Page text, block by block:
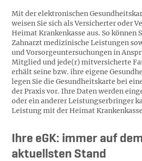
Mit der elektronischen
weisen Sie sich als Versicherter oder
Heimat Krankenkasse aus. So können
Zahnarzt medizinische Leistungen
und Vorsorgeuntersuchungen in
Mitglied und jede(r) mitversicherte
erhält seine bzw. ihre eigene
legen Sie die Gesundheitskarte bei
der Praxis vor. Ihre Daten werden
oder ein anderer Leistungserbringer
Leistung mit der Heimat
Ihre eGK: immer auf
aktuellsten Stand